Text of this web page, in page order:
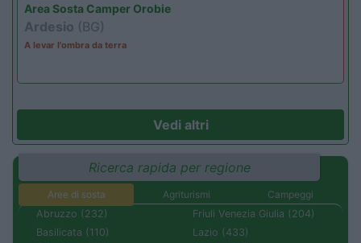
Area Sosta Camper Orobie
Ardesio (BG)
A levar l'ombra da terra
Vedi altri
Ricerca rapida per regione
Aree di sosta Agriturismi
Campeggi
Abruzzo (232)
Basilicata (110)
Friuli Venezia Giulia (204)
Lazio (433)